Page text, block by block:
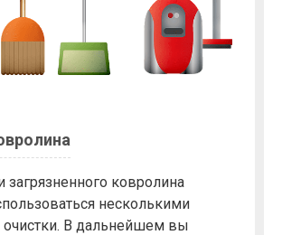
загрязненного ковролина
несколькими
очистки. В дальнейшем вы